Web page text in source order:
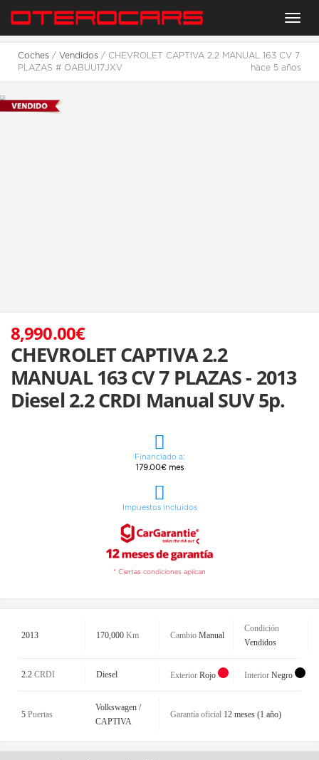
Menu
Coches / Vendidos / CHEVROLET CAPTIVA 2.2 MANUAL 163 CV 7
PLAZAS # OABUU17JXV
hace 5 años
2
8,990.00€
CHEVROLET CAPTIVA 2.2
MANUAL 163 CV 7 PLAZAS - 2013
Diesel 2.2 CRDI Manual SUV 5p.
Financiado a:
179.00€ mes
Impuestos incluidos
* Ciertas condiciones aplican
2013 170,000 Km Cambio Manual
Condición
Vendidos
2.2 CRDI Diesel Exterior Rojo Interior Negro
5 Puertas
Volkswagen /
CAPTIVA
Garantía oficial 12 meses (1 año)